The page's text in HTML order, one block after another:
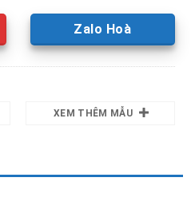
Zalo Hoà
XEM THÊM MẪU